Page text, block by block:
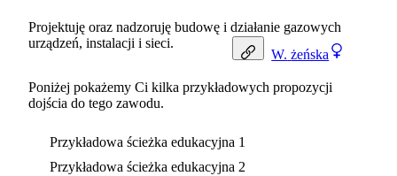
W. żeńska
Projektuję oraz nadzoruję budowę i działanie gazowych
urządzeń, instalacji i sieci.
Poniżej pokażemy Ci kilka przykładowych propozycji
dojścia do tego zawodu.
Przykładowa ścieżka edukacyjna 1
Przykładowa ścieżka edukacyjna 2